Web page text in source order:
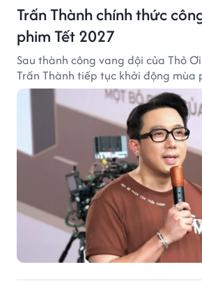
Trấn Thành chính thức
phim Tết 2027
Sau thành công vang dội của Thỏ
Trấn Thành tiếp tục khởi động mùa